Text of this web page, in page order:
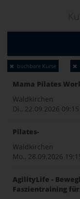
buchbare Kurse
Mama Pilates
Waldkirchen
Di., 22.09.2026
Pilates-
Waldkirchen
Mo., 28.09.2026
AgilityLife -
Faszientraining